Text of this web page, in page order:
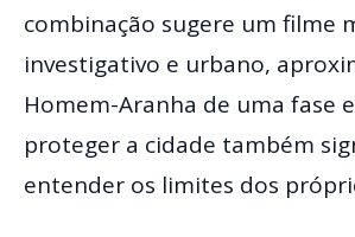
combinação sugere um filme
investigativo e urbano,
Homem-Aranha de uma fase
proteger a cidade também
entender os limites dos